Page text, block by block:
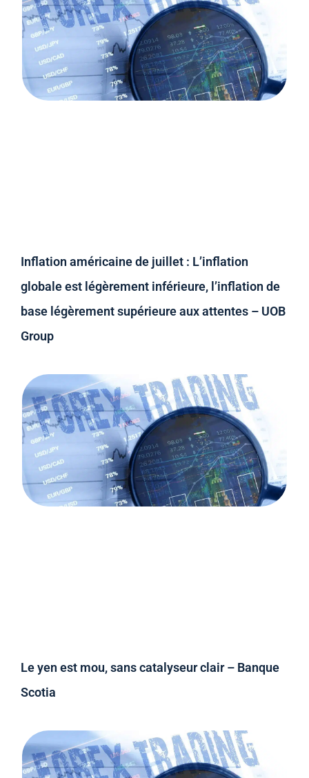
Inflation américaine de juillet : L’inflation
globale est légèrement inférieure, l’inflation de
base légèrement supérieure aux attentes – UOB
Group
Le yen est mou, sans catalyseur clair – Banque
Scotia